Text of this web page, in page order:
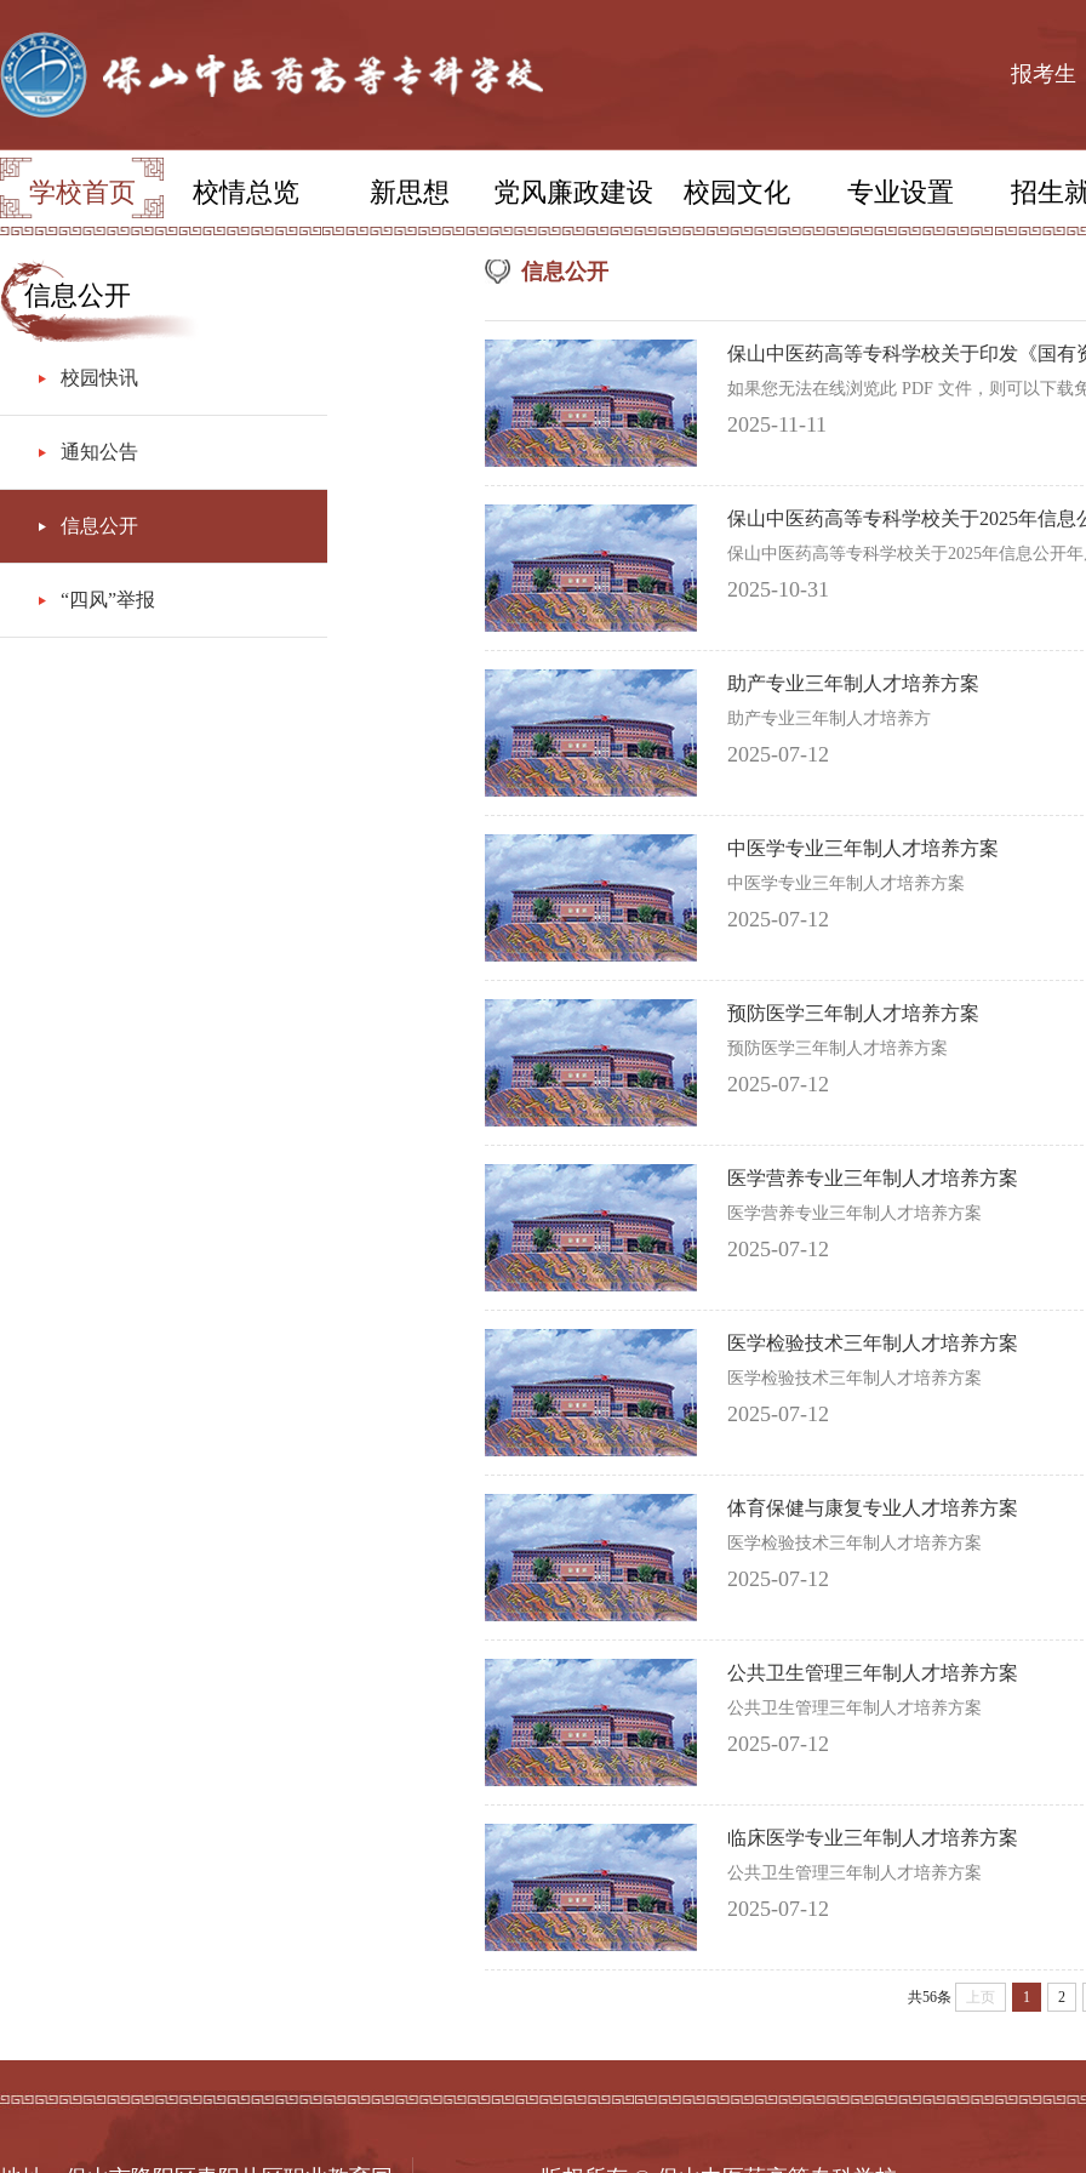
报考生
学校首页 校情总览 新思想 党风廉政建设 校园文化 专业设置 招生
信息公开
校园快讯
通知公告
信息公开
“四风”举报
信息公开
保山中医药高等专科学校关于印发《国有
如果您无法在线浏览此 PDF 文件，则可以下
2025-11-11
保山中医药高等专科学校关于2025年信息
保山中医药高等专科学校关于2025年信息公开
2025-10-31
助产专业三年制人才培养方案
​助产专业三年制人才培养方
2025-07-12
中医学专业三年制人才培养方案
中医学专业三年制人才培养方案
2025-07-12
预防医学三年制人才培养方案
预防医学三年制人才培养方案
2025-07-12
医学营养专业三年制人才培养方案
医学营养专业三年制人才培养方案
2025-07-12
医学检验技术三年制人才培养方案
医学检验技术三年制人才培养方案
2025-07-12
体育保健与康复专业人才培养方案
医学检验技术三年制人才培养方案
2025-07-12
公共卫生管理三年制人才培养方案
公共卫生管理三年制人才培养方案
2025-07-12
临床医学专业三年制人才培养方案
公共卫生管理三年制人才培养方案
2025-07-12
共56条 上页 1 2